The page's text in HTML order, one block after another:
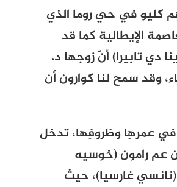
كليو في حي روما الذي
الإيطالية كما قد
دي تابيرا) أنّ زوجها د.
وقد سمح لنا كوارون أن
عمرهِا وظروفِها، تدخل
عم رامون (خوسيه
(نانسي غارسيا)، حيث